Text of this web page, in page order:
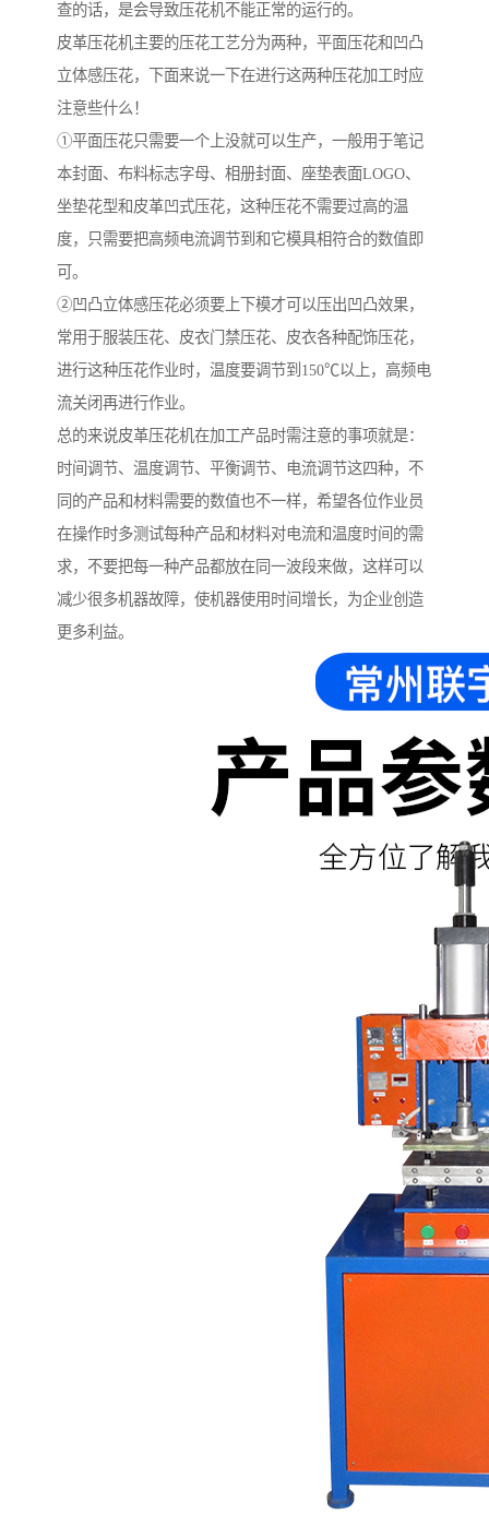
查的话，是会导致压花机不能正常的运行的。
皮革压花机主要的压花工艺分为两种，平面压花和凹凸
立体感压花，下面来说一下在进行这两种压花加工时应
注意些什么！
①平面压花只需要一个上没就可以生产，一般用于笔记
本封面、布料标志字母、相册封面、座垫表面LOGO、
坐垫花型和皮革凹式压花，这种压花不需要过高的温
度，只需要把高频电流调节到和它模具相符合的数值即
可。
②凹凸立体感压花必须要上下模才可以压出凹凸效果，
常用于服装压花、皮衣门禁压花、皮衣各种配饰压花，
进行这种压花作业时，温度要调节到150℃以上，高频电
流关闭再进行作业。
总的来说皮革压花机在加工产品时需注意的事项就是：
时间调节、温度调节、平衡调节、电流调节这四种，不
同的产品和材料需要的数值也不一样，希望各位作业员
在操作时多测试每种产品和材料对电流和温度时间的需
求，不要把每一种产品都放在同一波段来做，这样可以
减少很多机器故障，使机器使用时间增长，为企业创造
更多利益。